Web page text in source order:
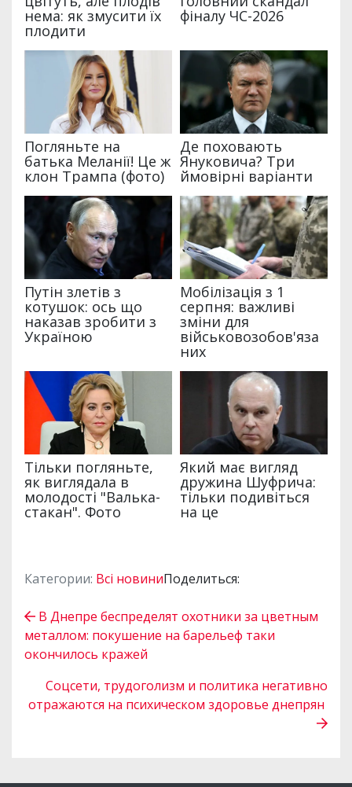
Категории: Всі новиниПоделиться:
В Днепре беспределят охотники за цветным
металлом: покушение на барельеф таки
окончилось кражей
Соцсети, трудоголизм и политика негативно
отражаются на психическом здоровье днепрян